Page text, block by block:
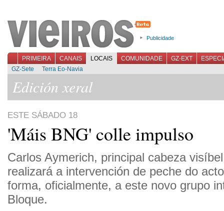
Publicidade
PRIMEIRA CANAIS LOCAIS COMUNIDADE GZ-EXT
GZ-Sete
Terra Eo-Navia
Edición xeral
ESTE SÁBADO 18
'Máis BNG' colle impulso
Carlos Aymerich, principal cabeza
realizará a intervención de peche do
forma, oficialmente, a este novo grupo
Bloque.